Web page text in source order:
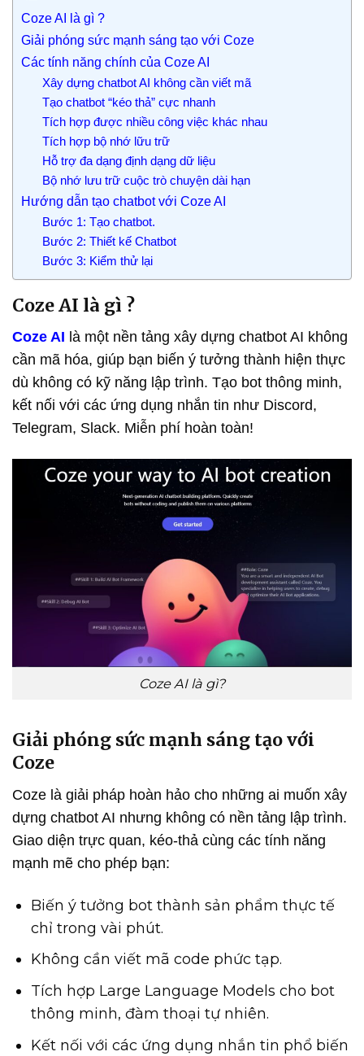
Coze AI là gì ?
Giải phóng sức mạnh sáng tạo với Coze
Các tính năng chính của Coze AI
Xây dựng chatbot AI không cần viết mã
Tạo chatbot “kéo thả” cực nhanh
Tích hợp được nhiều công việc khác nhau
Tích hợp bộ nhớ lữu trữ
Hỗ trợ đa dạng định dạng dữ liệu
Bộ nhớ lưu trữ cuộc trò chuyện dài hạn
Hướng dẫn tạo chatbot với Coze AI
Bước 1: Tạo chatbot.
Bước 2: Thiết kế Chatbot
Bước 3: Kiểm thử lại
Coze AI là gì ?
Coze AI là một nền tảng xây dựng chatbot AI không
cần mã hóa, giúp bạn biến ý tưởng thành hiện thực
dù không có kỹ năng lập trình. Tạo bot thông minh,
kết nối với các ứng dụng nhắn tin như Discord,
Telegram, Slack. Miễn phí hoàn toàn!
Coze AI là gì?
Giải phóng sức mạnh sáng tạo với
Coze
Coze là giải pháp hoàn hảo cho những ai muốn xây
dựng chatbot AI nhưng không có nền tảng lập trình.
Giao diện trực quan, kéo-thả cùng các tính năng
mạnh mẽ cho phép bạn:
Biến ý tưởng bot thành sản phẩm thực tế
chỉ trong vài phút.
Không cần viết mã code phức tạp.
Tích hợp Large Language Models cho bot
thông minh, đàm thoại tự nhiên.
Kết nối với các ứng dụng nhắn tin phổ biến